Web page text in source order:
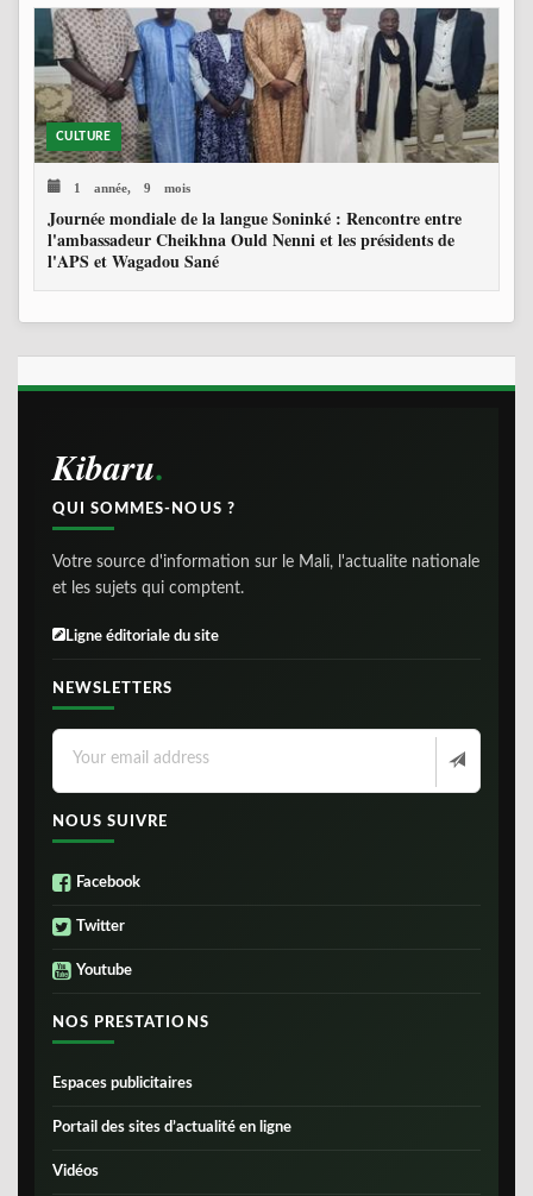
CULTURE
1 année, 9 mois
Journée mondiale de la langue Soninké : Rencontre entre
l'ambassadeur Cheikhna Ould Nenni et les présidents de
l'APS et Wagadou Sané
Kibaru
QUI SOMMES-NOUS ?
Votre source d'information sur le Mali, l'actualite nationale
et les sujets qui comptent.
Ligne éditoriale du site
NEWSLETTERS
NOUS SUIVRE
Facebook
Twitter
Youtube
NOS PRESTATIONS
Espaces publicitaires
Portail des sites d’actualité en ligne
Vidéos